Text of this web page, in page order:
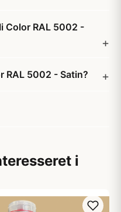
Color RAL 5002 -
RAL 5002 - Satin?
i